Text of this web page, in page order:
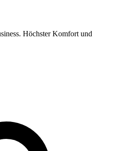
Höchster Komfort und